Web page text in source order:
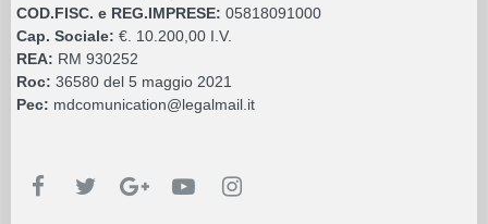
COD.FISC. e REG.IMPRESE: 05818091000
Cap. Sociale: €. 10.200,00 I.V.
REA: RM 930252
Roc: 36580 del 5 maggio 2021
Pec: mdcomunication@legalmail.it